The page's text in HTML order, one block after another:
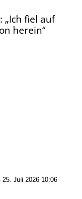
fiel auf
herein“
Juli 2026 10:06